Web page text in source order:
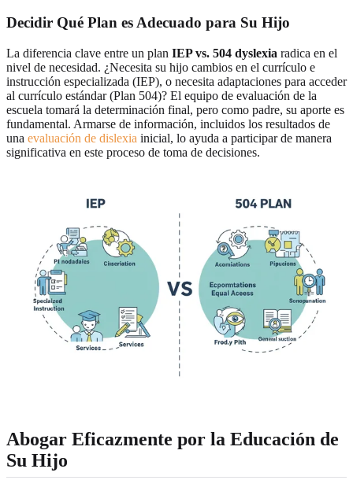
Decidir Qué Plan es Adecuado para Su Hijo
La diferencia clave entre un plan IEP vs. 504 dyslexia radica en el
nivel de necesidad. ¿Necesita su hijo cambios en el currículo e
instrucción especializada (IEP), o necesita adaptaciones para acceder
al currículo estándar (Plan 504)? El equipo de evaluación de la
escuela tomará la determinación final, pero como padre, su aporte es
fundamental. Armarse de información, incluidos los resultados de
una evaluación de dislexia inicial, lo ayuda a participar de manera
significativa en este proceso de toma de decisiones.
Abogar Eficazmente por la Educación de
Su Hijo